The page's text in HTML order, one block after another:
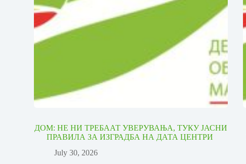
ДОМ: НЕ НИ ТРЕБААТ УВЕРУВАЊА, ТУКУ ЈАСНИ
ПРАВИЛА ЗА ИЗГРАДБА НА ДАТА ЦЕНТРИ
July 30, 2026